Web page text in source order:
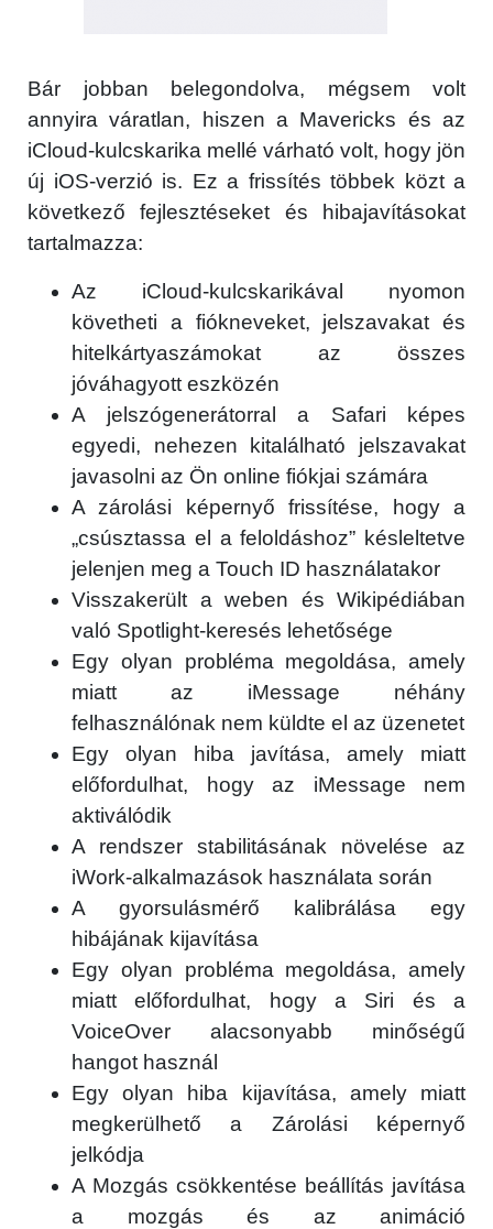
Bár jobban belegondolva, mégsem volt
annyira váratlan, hiszen a Mavericks és az
iCloud-kulcskarika mellé várható volt, hogy jön
új iOS-verzió is. Ez a frissítés többek közt a
következő fejlesztéseket és hibajavításokat
tartalmazza:
Az iCloud-kulcskarikával nyomon
követheti a fiókneveket, jelszavakat és
hitelkártyaszámokat az összes
jóváhagyott eszközén
A jelszógenerátorral a Safari képes
egyedi, nehezen kitalálható jelszavakat
javasolni az Ön online fiókjai számára
A zárolási képernyő frissítése, hogy a
„csúsztassa el a feloldáshoz” késleltetve
jelenjen meg a Touch ID használatakor
Visszakerült a weben és Wikipédiában
való Spotlight-keresés lehetősége
Egy olyan probléma megoldása, amely
miatt az iMessage néhány
felhasználónak nem küldte el az üzenetet
Egy olyan hiba javítása, amely miatt
előfordulhat, hogy az iMessage nem
aktiválódik
A rendszer stabilitásának növelése az
iWork-alkalmazások használata során
A gyorsulásmérő kalibrálása egy
hibájának kijavítása
Egy olyan probléma megoldása, amely
miatt előfordulhat, hogy a Siri és a
VoiceOver alacsonyabb minőségű
hangot használ
Egy olyan hiba kijavítása, amely miatt
megkerülhető a Zárolási képernyő
jelkódja
A Mozgás csökkentése beállítás javítása
a mozgás és az animáció